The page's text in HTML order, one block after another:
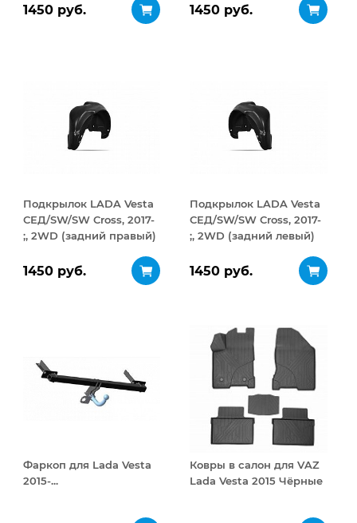
1450 руб. 1450 руб.
Подкрылок LADA Vesta
СЕД/SW/SW Cross, 2017-
;, 2WD (задний правый)
1450 руб.
Подкрылок LADA Vesta
СЕД/SW/SW Cross, 2017-
;, 2WD (задний левый)
1450 руб.
Фаркоп для Lada Vesta
2015-...
Ковры в салон для VAZ
Lada Vesta 2015 Чёрные